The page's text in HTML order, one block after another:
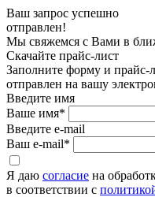
Ваш запрос успешно
отправлен!
Мы свяжемся с Вами в
Скачайте прайс-лист
Заполните форму и прайс-
отправлен на вашу
Введите имя
Ваше имя*
Введите e-mail
Ваш e-mail*
Я даю согласие на
в соответствии с